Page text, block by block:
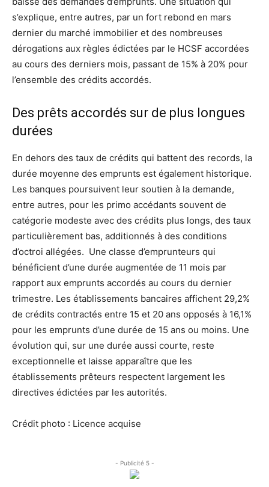
s’explique, entre autres, par un fort rebond en mars
dernier du marché immobilier et des nombreuses
dérogations aux règles édictées par le HCSF accordées
au cours des derniers mois, passant de 15% à 20% pour
l’ensemble des crédits accordés.
Des prêts accordés sur de plus longues
durées
En dehors des taux de crédits qui battent des records, la
durée moyenne des emprunts est également historique.
Les banques poursuivent leur soutien à la demande,
entre autres, pour les primo accédants souvent de
catégorie modeste avec des crédits plus longs, des taux
particulièrement bas, additionnés à des conditions
d’octroi allégées. Une classe d’emprunteurs qui
bénéficient d’une durée augmentée de 11 mois par
rapport aux emprunts accordés au cours du dernier
trimestre. Les établissements bancaires affichent 29,2%
de crédits contractés entre 15 et 20 ans opposés à 16,1%
pour les emprunts d’une durée de 15 ans ou moins. Une
évolution qui, sur une durée aussi courte, reste
exceptionnelle et laisse apparaître que les
établissements prêteurs respectent largement les
directives édictées par les autorités.
Crédit photo : Licence acquise
- Publicité 5 -